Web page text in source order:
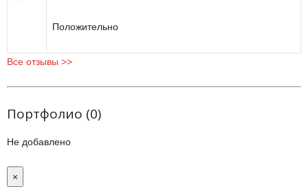
Положительно
Все отзывы >>
Портфолио (0)
Не добавлено
×